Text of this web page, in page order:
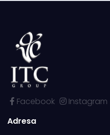
Facebook Instagram
Adresa